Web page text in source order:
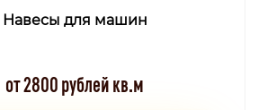
Навесы для машин
от 2800 рублей кв.м